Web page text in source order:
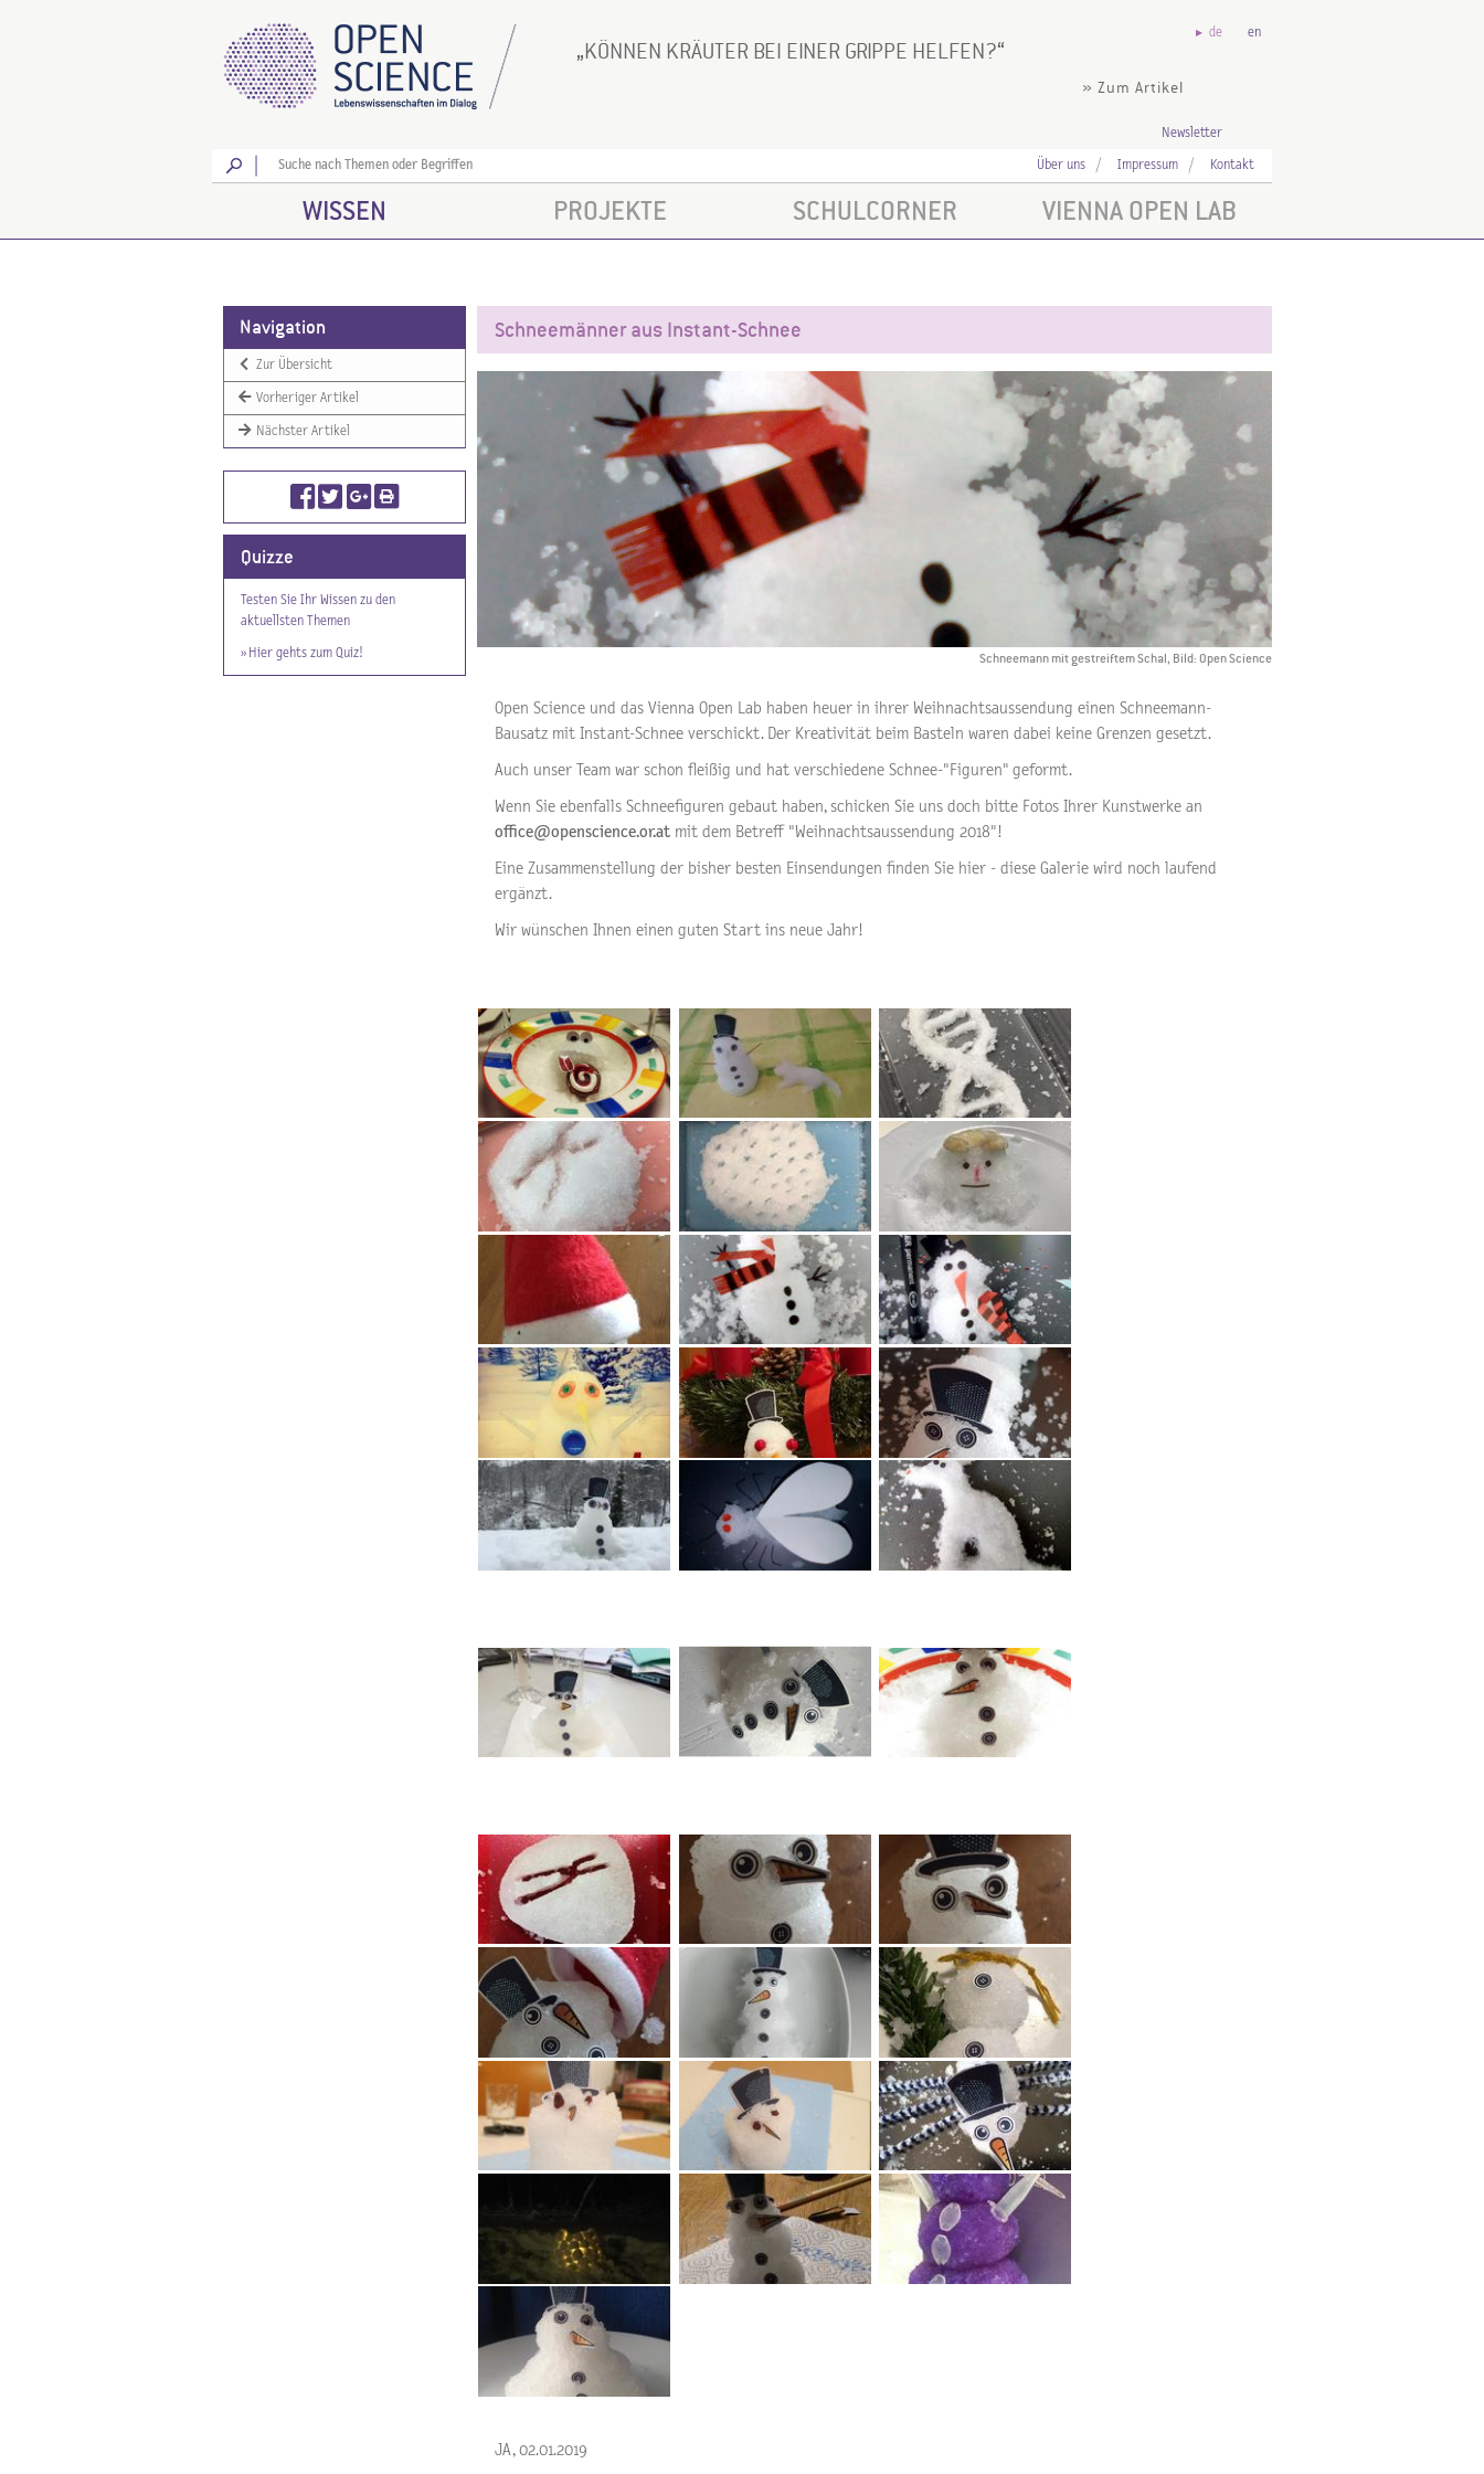
KÖNNEN KRÄUTER BEI EINER GRIPPE HELFEN?
» Zum Artikel
de en
Newsletter
Los
Über uns Impressum Kontakt
WISSEN PROJEKTE SCHULCORNER VIENNA OPEN LAB
Navigation
Zur Übersicht
Vorheriger Artikel
Nächster Artikel
Quizze
Testen Sie Ihr Wissen zu den
aktuellsten Themen
» Hier gehts zum Quiz!
Schneemänner aus Instant-Schnee
Schneemann mit gestreiftem Schal, Bild: Open Science
Open Science und das Vienna Open Lab haben heuer in ihrer Weihnachtsaussendung einen Schneemann-
Bausatz mit Instant-Schnee verschickt. Der Kreativität beim Basteln waren dabei keine Grenzen gesetzt.
Auch unser Team war schon fleißig und hat verschiedene Schnee-"Figuren" geformt.
Wenn Sie ebenfalls Schneefiguren gebaut haben, schicken Sie uns doch bitte Fotos Ihrer Kunstwerke an
office@openscience.or.at mit dem Betreff "Weihnachtsaussendung 2018"!
Eine Zusammenstellung der bisher besten Einsendungen finden Sie hier - diese Galerie wird noch laufend
ergänzt.
Wir wünschen Ihnen einen guten Start ins neue Jahr!
JA, 02.01.2019